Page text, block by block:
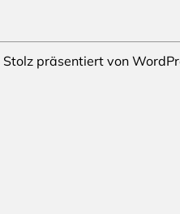
präsentiert von